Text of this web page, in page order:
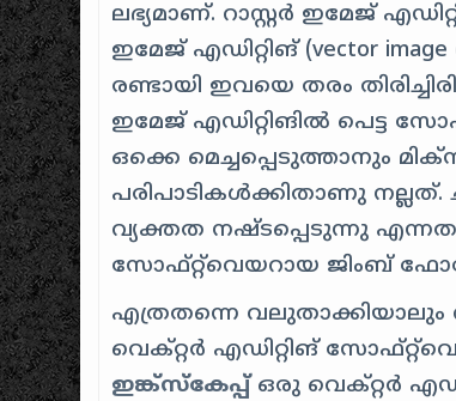
ലഭ്യമാണ്. റാസ്റ്റർ ഇമേജ്
ഇമേജ് എഡിറ്റിങ് (vector
രണ്ടായി ഇവയെ തരം
ഇമേജ് എഡിറ്റിങിൽ പെട്ട
ഒക്കെ മെച്ചപ്പെടുത്താനും
പരിപാടികൾക്കിതാണു
വ്യക്തത നഷ്ടപ്പെടുന്നു
സോഫ്‌റ്റ്‌വെയറായ ജിംബ്
എത്രതന്നെ വലുതാക്കിയാലും
വെക്റ്റർ എഡിറ്റിങ്
ഇങ്ക്‌സ്കേപ്പ് ഒരു വെക്റ്റർ